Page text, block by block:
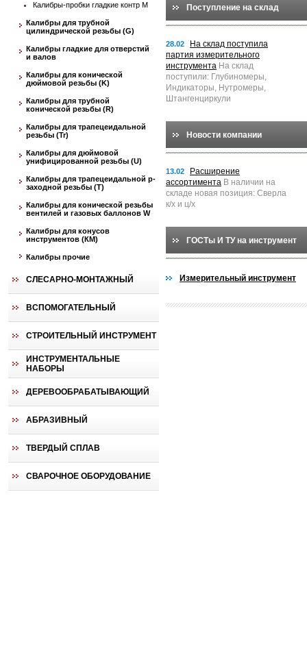
Калибры-пробки гладкие контр М
Калибры для трубной
цилиндрической резьбы (G)
Калибры гладкие для отверстий
и валов
Калибры для конической
дюймовой резьбы (K)
Калибры для трубной
конической резьбы (R)
Калибры для трапецеидальной
резьбы (Tr)
Калибры для дюймовой
унифицированной резьбы (U)
Калибры для трапецеидальной p-
заходной резьбы (T)
Калибры для конической резьбы
вентилей и газовых баллонов W
Калибры для конусов
инструментов (КМ)
Калибры прочие
СЛЕСАРНО-МОНТАЖНЫЙ
ВСПОМОГАТЕЛЬНЫЙ
СТРОИТЕЛЬНЫЙ ИНСТРУМЕНТ
ИНСТРУМЕНТАЛЬНЫЕ
НАБОРЫ
ДЕРЕВООБРАБАТЫВАЮЩИЙ
АБРАЗИВНЫЙ
ТВЕРДЫЙ СПЛАВ
СВАРОЧНОЕ ОБОРУДОВАНИЕ
Поступление на склад
28.02
На склад поступила
партия измерительного
инструмента На склад
поступили: Глубиномеры,
Индикаторы, Нутромеры,
Штангенциркули
Новости компании
13.02
Расширение
ассортимента В наличии на
складе новая позиция: Сверла
к/х и ц/х
ГОСТы И ТУ на инструмент
Измерительный инструмент